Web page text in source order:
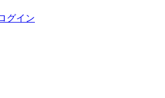
グイン